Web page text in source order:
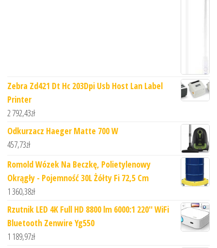
Zebra Zd421 Dt Hc 203Dpi Usb Host Lan Label
Printer
2 792,43zł
Odkurzacz Haeger Matte 700 W
457,73zł
Romold Wózek Na Beczkę, Polietylenowy
Okrągły - Pojemność 30L Żółty Fi 72,5 Cm
1 360,38zł
Rzutnik LED 4K Full HD 8800 lm 6000:1 220'' WiFi
Bluetooth Zenwire Yg550
1 189,97zł